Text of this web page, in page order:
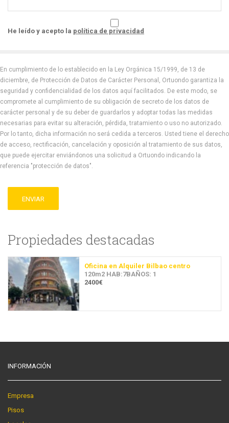
He leído y acepto la política de privacidad
En cumplimiento de lo establecido en la Ley Orgánica 15/1999, de 13 de
diciembre, de Protección de Datos de Carácter Personal, Ortuondo garantiza la
seguridad y confidencialidad de los datos aquí facilitados. De este modo, se
compromete al cumplimiento de su obligación de secreto de los datos de
carácter personal y de su deber de guardarlos y adoptar todas las medidas
necesarias para evitar su alteración, pérdida, tratamiento o uso no autorizado.
Por lo tanto, dicha información no será cedida a terceros. Usted tiene el derecho
de acceso, rectificación, cancelación y oposición al tratamiento de sus datos,
que puede ejercitar enviándonos una solicitud a Ortuondo indicando la
referencia "protección de datos".
ENVIAR
Propiedades destacadas
Oficina en Alquiler Bilbao centro
120m2 HAB:7BAÑOS: 1
2400€
INFORMACIÓN
Empresa
Pisos